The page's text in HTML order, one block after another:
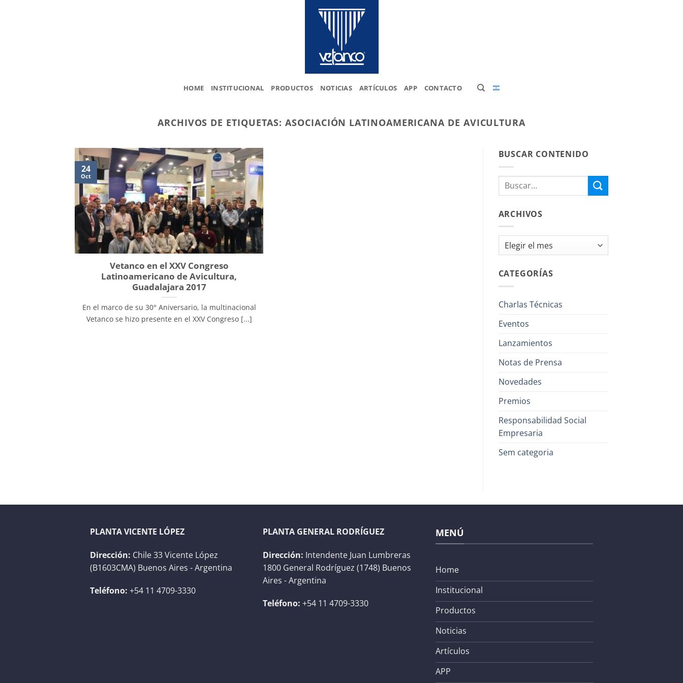
HOME INSTITUCIONAL PRODUCTOS NOTICIAS ARTÍCULOS APP CONTACTO
ARCHIVOS DE ETIQUETAS:ASOCIACIÓN LATINOAMERICANA DE AVICULTURA
Vetanco en el XXV Congreso
Latinoamericano de Avicultura,
Guadalajara 2017
En el marco de su 30° Aniversario, la multinacional
Vetanco se hizo presente en el XXV Congreso [...]
24
Oct
BUSCAR CONTENIDO
ARCHIVOS
Archivos
CATEGORÍAS
Charlas Técnicas
Eventos
Lanzamientos
Notas de Prensa
Novedades
Premios
Responsabilidad Social
Empresaria
Sem categoria
PLANTA VICENTE LÓPEZ
Dirección: Chile 33 Vicente López
(B1603CMA) Buenos Aires - Argentina
Teléfono: +54 11 4709-3330
PLANTA GENERAL RODRÍGUEZ
Dirección: Intendente Juan Lumbreras
1800 General Rodríguez (1748) Buenos
Aires - Argentina
Teléfono: +54 11 4709-3330
MENÚ
Home
Institucional
Productos
Noticias
Artículos
APP